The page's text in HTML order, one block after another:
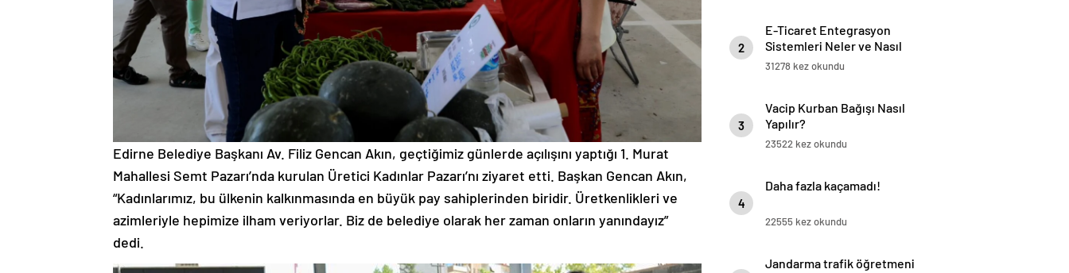
Edirne Belediye Başkanı Av. Filiz Gencan Akın, geçtiğimiz günlerde açılışını yaptığı 1. Murat
Mahallesi Semt Pazarı’nda kurulan Üretici Kadınlar Pazarı’nı ziyaret etti. Başkan Gencan Akın,
“Kadınlarımız, bu ülkenin kalkınmasında en büyük pay sahiplerinden biridir. Üretkenlikleri ve
azimleriyle hepimize ilham veriyorlar. Biz de belediye olarak her zaman onların yanındayız”
dedi.
2
E-Ticaret Entegrasyon
Sistemleri Neler ve Nasıl
Yapılır?
31278 kez okundu
3
Vacip Kurban Bağışı Nasıl
Yapılır?
23522 kez okundu
4
Daha fazla kaçamadı!
22555 kez okundu
Jandarma trafik öğretmeni